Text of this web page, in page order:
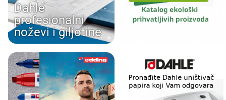
Dahle
profesionalni
noževi i giljotine